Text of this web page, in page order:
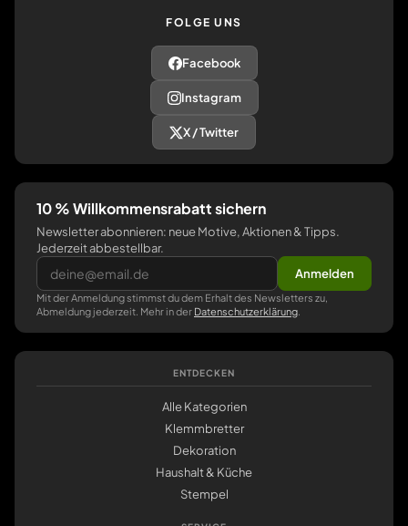
FOLGE UNS
Facebook
Instagram
X / Twitter
10 % Willkommensrabatt sichern
Newsletter abonnieren: neue Motive, Aktionen & Tipps.
Jederzeit abbestellbar.
Anmelden
Mit der Anmeldung stimmst du dem Erhalt des Newsletters zu,
Abmeldung jederzeit. Mehr in der Datenschutzerklärung
ENTDECKEN
Alle Kategorien
Klemmbretter
Dekoration
Haushalt & Küche
Stempel